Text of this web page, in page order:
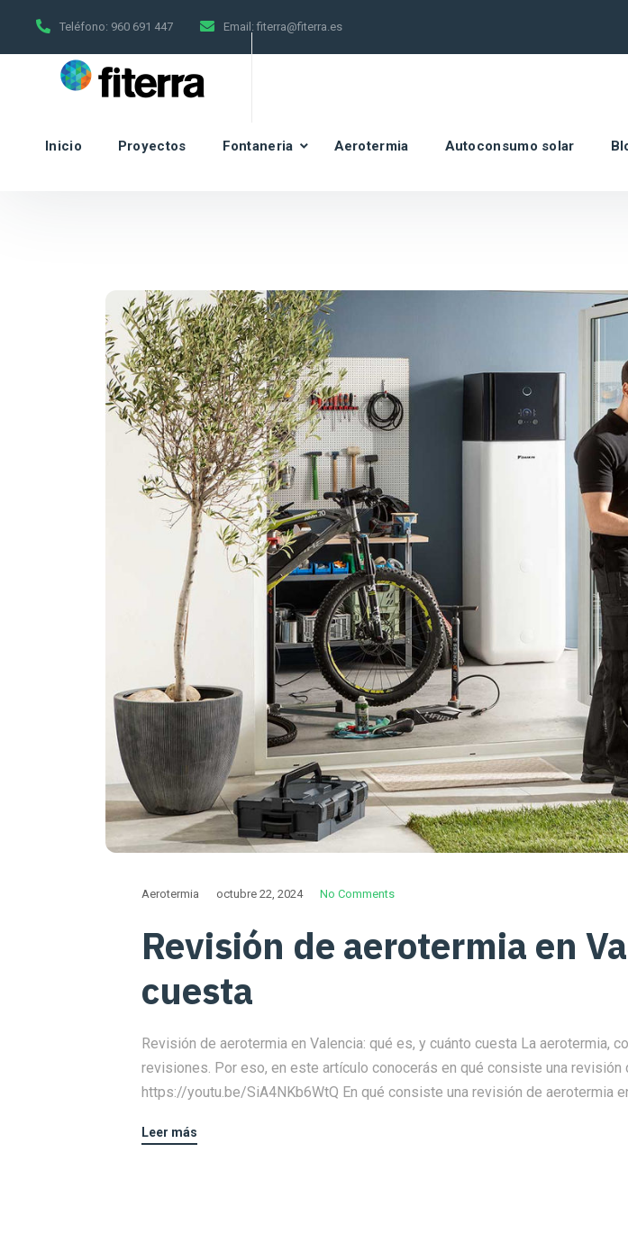
Teléfono: 960 691 447 Email: fiterra@fiterra.es
Inicio Proyectos Fontaneria Aerotermia Autoconsumo solar
Aerotermia octubre 22, 2024 No Comments
Revisión de aerotermia en
cuesta
Revisión de aerotermia en Valencia: qué es, y cuánto cuesta La
revisiones. Por eso, en este artículo conocerás en qué consiste una revisión
https://youtu.be/SiA4NKb6WtQ En qué consiste una revisión de aerotermia
Leer más